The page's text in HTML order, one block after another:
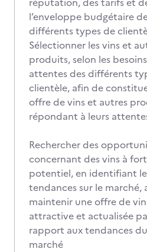
l’enveloppe budgétaire
différents types de
Sélectionner les vins et
produits, selon les
attentes des différents
clientèle, afin de
offre de vins et autres
répondant à leurs
Rechercher des
concernant des vins à fort
potentiel, en identifiant
tendances sur le marché,
maintenir une offre de
attractive et actualisée
rapport aux tendances du
marché